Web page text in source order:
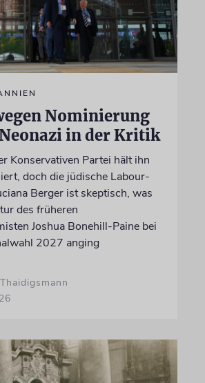
Nominierung
in der Kritik
Konservativen Partei hält ihn
doch die jüdische Labour-
Berger ist skeptisch, was
des früheren
Joshua Bonehill-Paine bei
2027 anging